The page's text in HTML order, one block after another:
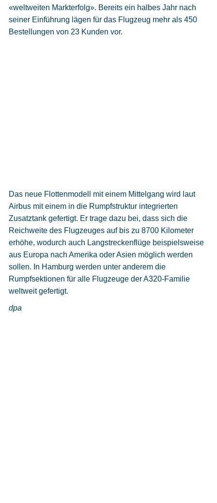
«weltweiten Markterfolg». Bereits ein halbes Jahr nach
seiner Einführung lägen für das Flugzeug mehr als 450
Bestellungen von 23 Kunden vor.
Das neue Flottenmodell mit einem Mittelgang wird laut
Airbus mit einem in die Rumpfstruktur integrierten
Zusatztank gefertigt. Er trage dazu bei, dass sich die
Reichweite des Flugzeuges auf bis zu 8700 Kilometer
erhöhe, wodurch auch Langstreckenflüge beispielsweise
aus Europa nach Amerika oder Asien möglich werden
sollen. In Hamburg werden unter anderem die
Rumpfsektionen für alle Flugzeuge der A320-Familie
weltweit gefertigt.
dpa